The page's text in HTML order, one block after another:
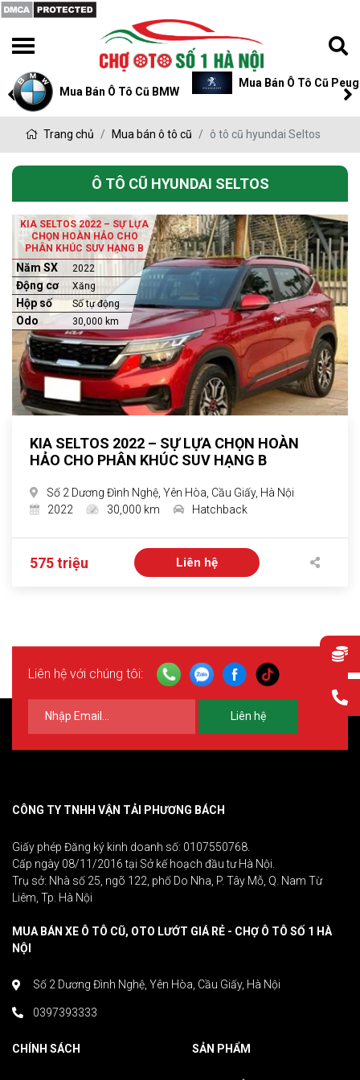
Mua Bán Ô Tô Cũ BMW
Mua Bán Ô Tô Cũ
Trang chủ Mua bán ô tô cũ ô tô cũ hyundai Seltos
Ô TÔ CŨ HYUNDAI SELTOS
KIA SELTOS 2022 – SỰ LỰA
CHỌN HOÀN HẢO CHO
PHÂN KHÚC SUV HẠNG B
Năm SX 2022
Động cơ Xăng
Hộp số Số tự động
Odo 30,000 km
KIA SELTOS 2022 – SỰ LỰA CHỌN HOÀN
HẢO CHO PHÂN KHÚC SUV HẠNG B
Số 2 Dương Đình Nghệ, Yên Hòa, Cầu Giấy, Hà Nội
2022
30,000 km Hatchback
575 triệu Liên hệ
Liên hệ với chúng tôi:
Liên hệ
CÔNG TY TNHH VẬN TẢI PHƯƠNG BÁCH
Giấy phép Đăng ký kinh doanh số: 0107550768.
Cấp ngày 08/11/2016 tại Sở kế hoạch đầu tư Hà Nội.
Trụ sở: Nhà số 25, ngõ 122, phố Do Nha, P. Tây Mỗ, Q. Nam Từ
Liêm, Tp. Hà Nội
MUA BÁN XE Ô TÔ CŨ, OTO LƯỚT GIÁ RẺ - CHỢ Ô TÔ SỐ 1 HÀ
NỘI
Số 2 Dương Đình Nghệ, Yên Hòa, Cầu Giấy, Hà Nội
0397393333
CHÍNH SÁCH SẢN PHẨM